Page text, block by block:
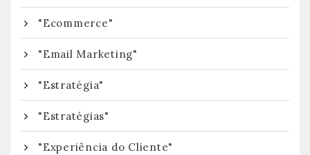
"Ecommerce"
"Email Marketing"
"Estratégia"
"Estratégias"
"Experiência do Cliente"